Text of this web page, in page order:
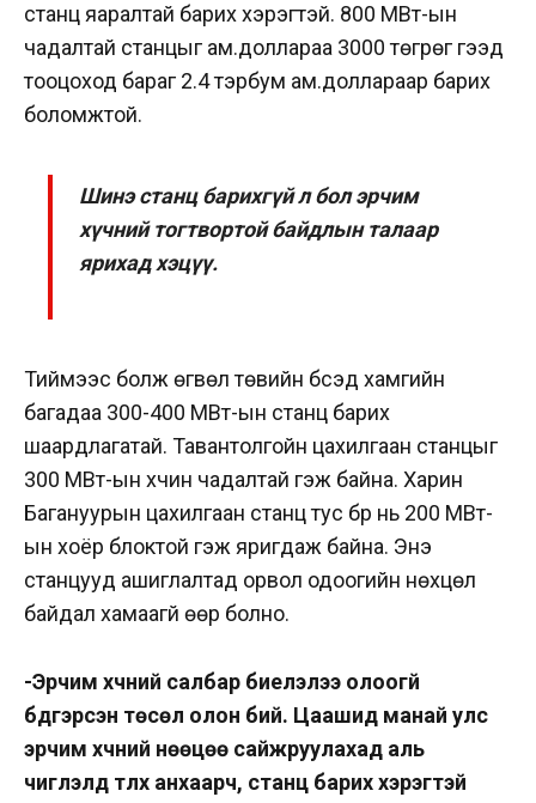
станц яаралтай барих хэрэгтэй. 800 МВт-ын
чадалтай станцыг ам.доллараа 3000 төгрөг гээд
тооцоход бараг 2.4 тэрбум ам.доллараар барих
боломжтой.
Шинэ станц барихгүй л бол эрчим
хүчний тогтвортой байдлын талаар
ярихад хэцүү.
Тиймээс болж өгвөл төвийн бүсэд хамгийн
багадаа 300-400 МВт-ын станц барих
шаардлагатай. Тавантолгойн цахилгаан станцыг
300 МВт-ын хүчин чадалтай гэж байна. Харин
Багануурын цахилгаан станц тус бүр нь 200 МВт-
ын хоёр блоктой гэж яригдаж байна. Энэ
станцууд ашиглалтад орвол одоогийн нөхцөл
байдал хамаагүй өөр болно.
-Эрчим хүчний салбар биелэлээ олоогүй
бүдгэрсэн төсөл олон бий. Цаашид манай улс
эрчим хүчний нөөцөө сайжруулахад аль
чиглэлд түлхүү анхаарч, станц барих хэрэгтэй